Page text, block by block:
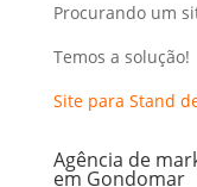
Procurando um
Temos a solução!
Site para Stand
Agência de
em Gondomar